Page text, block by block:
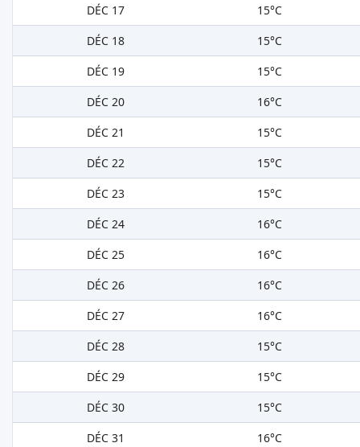
DÉC 17
15°C
DÉC 18
15°C
DÉC 19
15°C
DÉC 20
16°C
DÉC 21
15°C
DÉC 22
15°C
DÉC 23
15°C
DÉC 24
16°C
DÉC 25
16°C
DÉC 26
16°C
DÉC 27
16°C
DÉC 28
15°C
DÉC 29
15°C
DÉC 30
15°C
DÉC 31
16°C